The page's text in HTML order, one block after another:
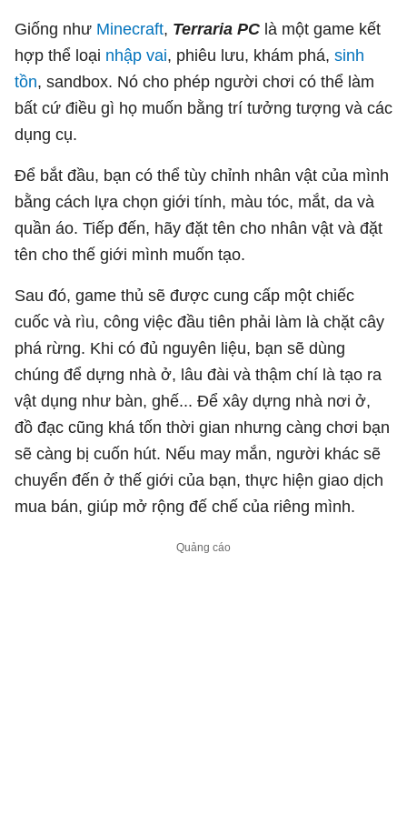
Giống như Minecraft, Terraria PC là một game kết
hợp thể loại nhập vai, phiêu lưu, khám phá, sinh
tồn, sandbox. Nó cho phép người chơi có thể làm
bất cứ điều gì họ muốn bằng trí tưởng tượng và các
dụng cụ.
Để bắt đầu, bạn có thể tùy chỉnh nhân vật của mình
bằng cách lựa chọn giới tính, màu tóc, mắt, da và
quần áo. Tiếp đến, hãy đặt tên cho nhân vật và đặt
tên cho thế giới mình muốn tạo.
Sau đó, game thủ sẽ được cung cấp một chiếc
cuốc và rìu, công việc đầu tiên phải làm là chặt cây
phá rừng. Khi có đủ nguyên liệu, bạn sẽ dùng
chúng để dựng nhà ở, lâu đài và thậm chí là tạo ra
vật dụng như bàn, ghế... Để xây dựng nhà nơi ở,
đồ đạc cũng khá tốn thời gian nhưng càng chơi bạn
sẽ càng bị cuốn hút. Nếu may mắn, người khác sẽ
chuyển đến ở thế giới của bạn, thực hiện giao dịch
mua bán, giúp mở rộng đế chế của riêng mình.